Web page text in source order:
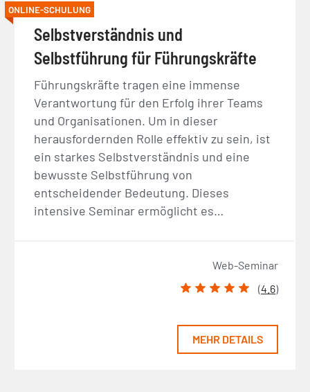
ONLINE-SCHULUNG
Selbstverständnis und
Selbstführung für Führungskräfte
Führungskräfte tragen eine immense
Verantwortung für den Erfolg ihrer Teams
und Organisationen. Um in dieser
herausfordernden Rolle effektiv zu sein, ist
ein starkes Selbstverständnis und eine
bewusste Selbstführung von
entscheidender Bedeutung. Dieses
intensive Seminar ermöglicht es…
Web-Seminar
(4.6)
MEHR DETAILS